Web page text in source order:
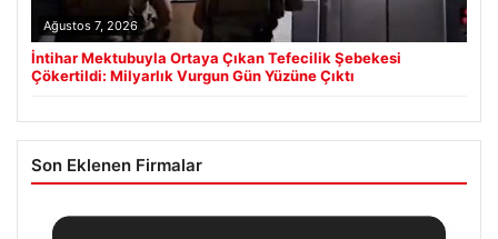
Ağustos 7, 2026
İntihar Mektubuyla Ortaya Çıkan Tefecilik Şebekesi
Çökertildi: Milyarlık Vurgun Gün Yüzüne Çıktı
Son Eklenen Firmalar